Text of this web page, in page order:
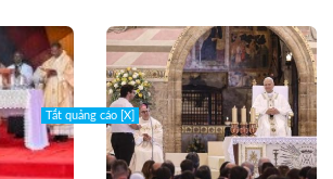
Tắt quảng cáo [X]